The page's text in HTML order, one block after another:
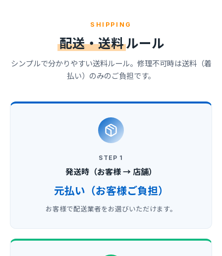
SHIPPING
配送・送料ルール
シンプルで分かりやすい送料ルール。修理不可時は送料（着
払い）のみのご負担です。
STEP 1
発送時（お客様 → 店舗）
元払い（お客様ご負担）
お客様で配送業者をお選びいただけます。